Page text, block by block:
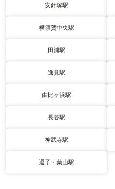
安針塚駅
横須賀中央駅
田浦駅
逸見駅
由比ヶ浜駅
長谷駅
神武寺駅
逗子・葉山駅